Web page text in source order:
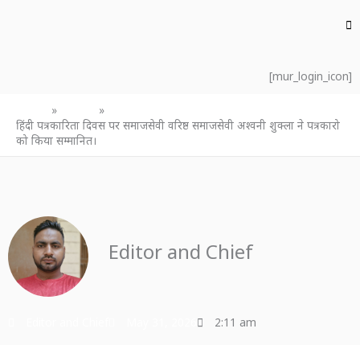
[mur_login_icon]
हिंदी पत्रकारिता दिवस पर समाजसेवी वरिष्ठ समाजसेवी अश्वनी शुक्ला ने पत्रकारो
को किया सम्मानित।
Editor and Chief
2:11 am